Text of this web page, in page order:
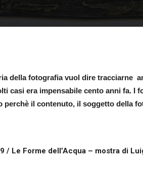
della fotografia vuol dire tracciarne
casi era impensabile cento anni fa. I
perchè il contenuto, il soggetto della
/ Le Forme dell’Acqua – mostra di